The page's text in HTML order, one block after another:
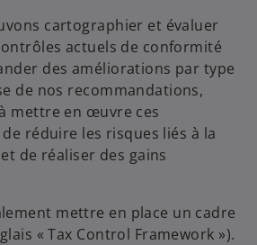
cartographier et évaluer
actuels de conformité
des améliorations par type
de nos recommandations,
mettre en œuvre ces
réduire les risques liés à la
de réaliser des gains
mettre en place un cadre
« Tax Control Framework »).